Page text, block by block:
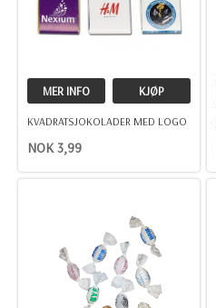
MER INFO KJØP
KVADRATSJOKOLADER MED LOGO
NOK 3,99